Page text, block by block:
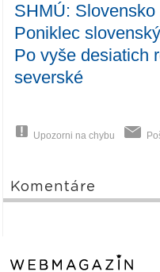
SHMÚ:
Poniklec
Po vyše desiatich
severské
Upozorni na chybu
Komentáre